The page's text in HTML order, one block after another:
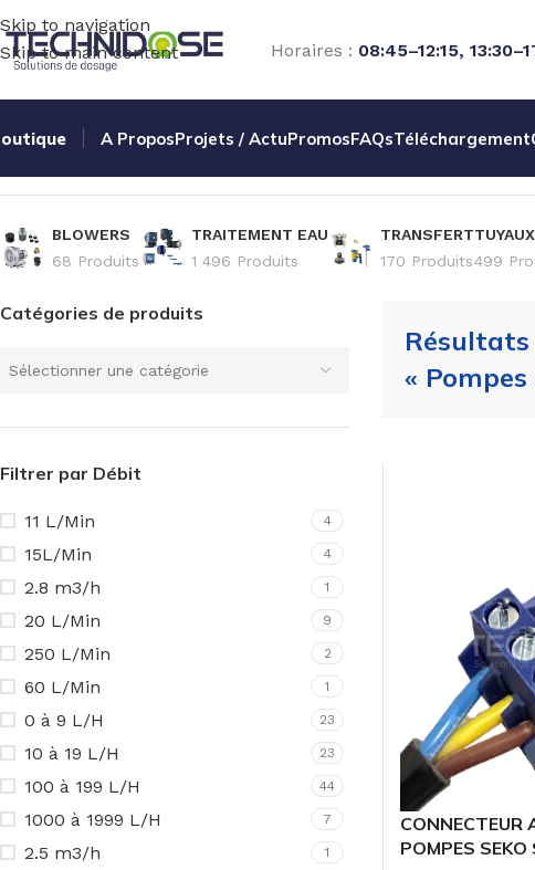
Skip to navigation
Skip to main content
Horaires : 08:45–12:15,
A ProposProjets / ActuPromosFAQsTéléchargement
BLOWERS
68 Produits
TRAITEMENT EAU
1 496 Produits
TRANSFERT
170 Produits499
Catégories de produits
Sélectionner une catégorie
Filtrer par Débit
11 L/Min 4
15L/Min 4
2.8 m3/h 1
20 L/Min 9
250 L/Min 2
60 L/Min 1
0 à 9 L/H 23
10 à 19 L/H 23
100 à 199 L/H 44
1000 à 1999 L/H 7
2.5 m3/h 1
Résultats
« Pompes
CONNECTEUR
POMPES SEKO